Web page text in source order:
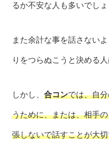
るか不安な人も多いでしょ
また余計な事を話さない
りをつらぬこうと決める
しかし、 合コンでは、自
うために、または、相手
張しないで話すことが大